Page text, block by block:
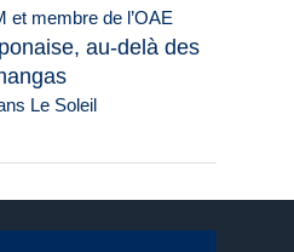
et membre de l’OAE
au-delà des
Le Soleil